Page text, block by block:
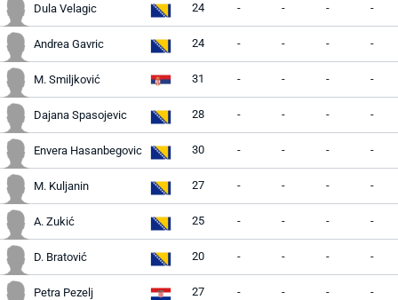
Dula Velagic 24 - - - -
Andrea Gavric 24 - - - -
M. Smiljković 31 - - - -
Dajana Spasojevic 28 - - - -
Envera Hasanbegovic 30 - - - -
M. Kuljanin 27 - - - -
A. Zukić 25 - - - -
D. Bratović 20 - - - -
Petra Pezelj 27 - - - -